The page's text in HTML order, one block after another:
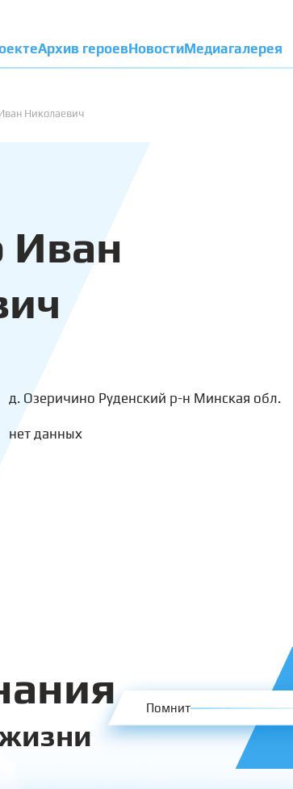
Архив героевНовостиМедиагалерея
Николаевич
Иван
д. Озеричино Руденский р-н Минская обл.
нет данных
Помнит